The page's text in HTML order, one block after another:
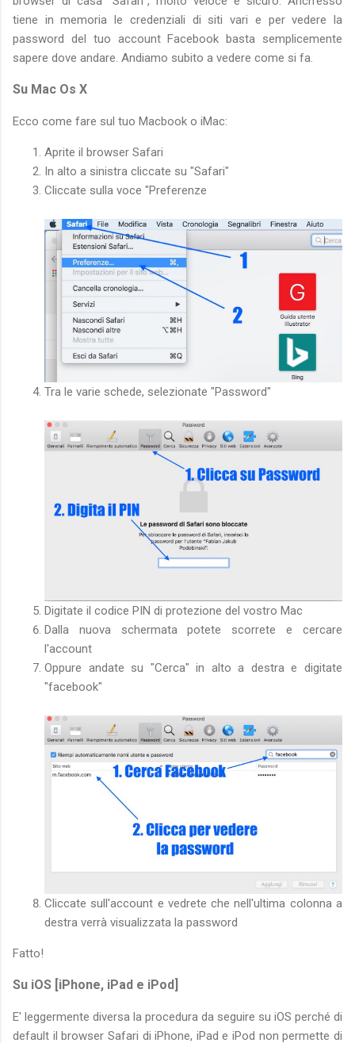
tiene in memoria le credenziali di siti vari e per vedere la
password del tuo account Facebook basta semplicemente
sapere dove andare. Andiamo subito a vedere come si fa.
Su Mac Os X
Ecco come fare sul tuo Macbook o iMac:
Aprite il browser Safari
In alto a sinistra cliccate su "Safari"
Cliccate sulla voce "Preferenze
Tra le varie schede, selezionate "Password"
Digitate il codice PIN di protezione del vostro Mac
Dalla nuova schermata potete scorrete e cercare
l'account
Oppure andate su "Cerca" in alto a destra e digitate
"facebook"
Cliccate sull'account e vedrete che nell'ultima colonna a
destra verrà visualizzata la password
Fatto!
Su iOS [iPhone, iPad e iPod]
E' leggermente diversa la procedura da seguire su iOS perché di
default il browser Safari di iPhone, iPad e iPod non permette di